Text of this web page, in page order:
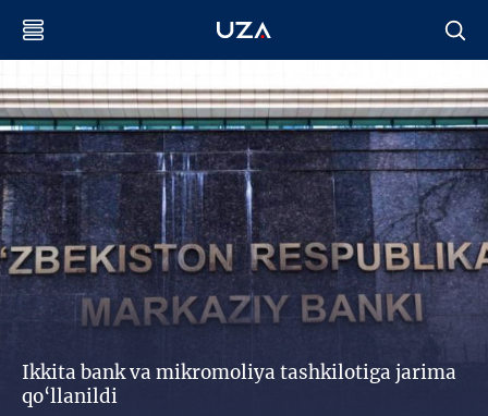
Ikkita bank va mikromoliya tashkilotiga jarima
qo‘llanildi